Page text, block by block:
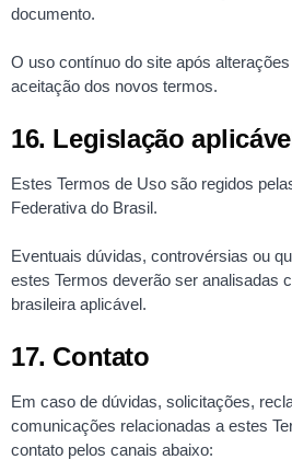
documento.
O uso contínuo do site após
aceitação dos novos termos.
16. Legislação
Estes Termos de Uso são regidos
Federativa do Brasil.
Eventuais dúvidas, controvérsias ou
estes Termos deverão ser analisadas
brasileira aplicável.
17. Contato
Em caso de dúvidas, solicitações,
comunicações relacionadas a estes
contato pelos canais abaixo: